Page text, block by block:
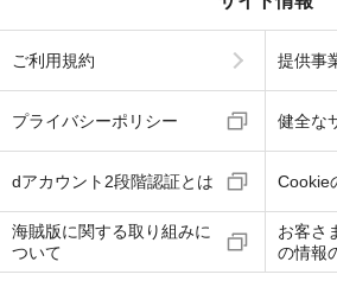
ご利用規約 提供事
プライバシーポリシー 健全な
dアカウント2段階認証とは Cookie
海賊版に関する取り組みに
ついて
お客さ
の情報